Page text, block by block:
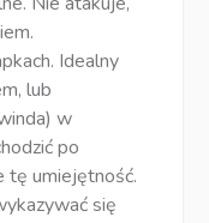
Idealny
lub
w
po
tę umiejętność.
się